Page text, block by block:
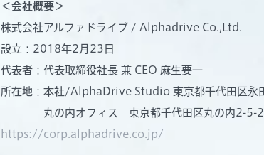
＜会社概要＞
株式会社アルファドライブ / Alphadrive Co.,Ltd.
設立：2018年2月23日
代表者：代表取締役社長 兼 CEO 麻生要一
所在地：本社/AlphaDrive Studio 東京都千代田区
丸の内オフィス 東京都千代田区丸の内2-5-
https://corp.alphadrive.co.jp/